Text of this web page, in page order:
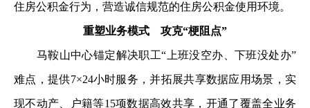
住房公积金行为，营造诚信规范的住房公积金使用环境。
重塑业务模式 攻克“梗阻点”
马鞍山中心锚定解决职工“上班没空办、下班没处办”
难点，提供7×24小时服务，并拓展共享数据应用场景，实
现不动产、户籍等15项数据高效共享，开通了覆盖全业务